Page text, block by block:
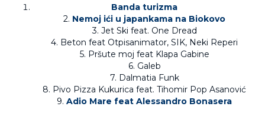
Banda turizma
2. Nemoj ići u japankama na Biokovo
3. Jet Ski feat. One Dread
4. Beton feat Otpisanimator, SIK, Neki Reperi
5. Pršute moj feat Klapa Gabine
6. Galeb
7. Dalmatia Funk
8. Pivo Pizza Kukurica feat. Tihomir Pop Asanović
9. Adio Mare feat Alessandro Bonasera